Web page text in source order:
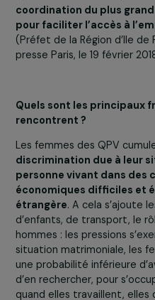
«Les femmes vivant
politique de la ville
inégalité, à la fois
elles sont en effet
indispensable de
l’insertion
QPV. La mobilisation,
coordination du plus
pour faciliter l’accès à
(Préfet de la Région d’Ile
presse Paris, le 19 février
Quels sont les
rencontrent ?